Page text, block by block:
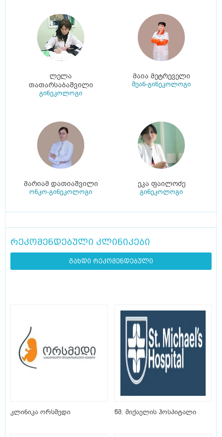
ლელა
თათარსაბაშვილი
გინეკოლოგი
მაია მეტრეველი
მეან-გინეკოლოგი
მარიამ დათიაშვილი
ონკო-გინეკოლოგი
ეკა ფაილოძე
გინეკოლოგი
რეკომენდებული კლინიკები
გახდი რეკომენდებული
კლინიკა ორსმედი წმ. მიქაელის ჰოსპიტალი